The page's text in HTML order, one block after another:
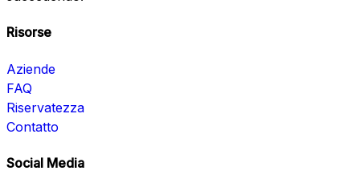
Risorse
Aziende
FAQ
Riservatezza
Contatto
Social Media